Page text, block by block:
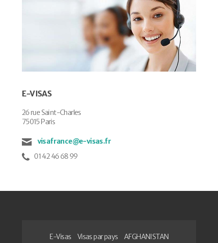
E-VISAS
26 rue Saint-Charles
75015 Paris
visafrance@e-visas.fr
01 42 46 68 99
E-Visas Visas par pays
AFGHANISTAN